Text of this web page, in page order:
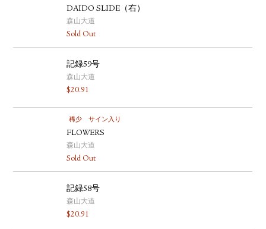
DAIDO SLIDE（右）
森山大道
Sold Out
記録59号
森山大道
$20.91
稀少 サイン入り
FLOWERS
森山大道
Sold Out
記録58号
森山大道
$20.91